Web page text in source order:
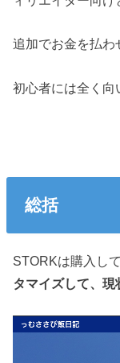
追加でお金を払わ
初心者には全く向
総括
STORKは購入し
タマイズして、現